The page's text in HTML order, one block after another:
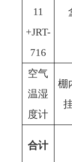
11
+JRT-
716
空气
温湿
度计
棚
合计